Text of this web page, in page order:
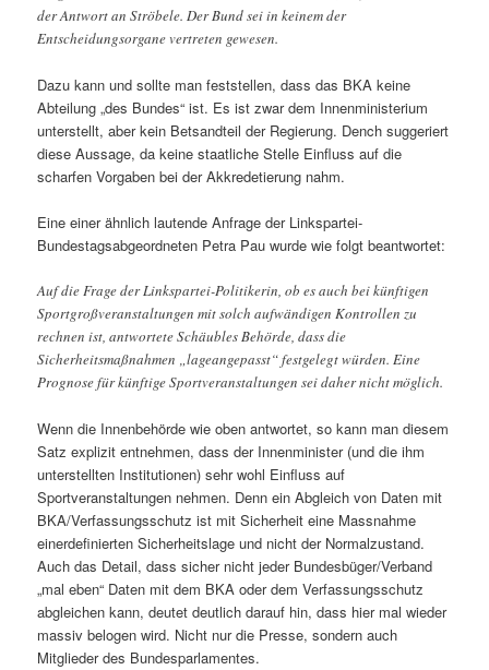
der Antwort an Ströbele. Der Bund sei in keinem der
Entscheidungsorgane vertreten gewesen.
Dazu kann und sollte man feststellen, dass das BKA keine
Abteilung „des Bundes“ ist. Es ist zwar dem Innenministerium
unterstellt, aber kein Betsandteil der Regierung. Dench suggeriert
diese Aussage, da keine staatliche Stelle Einfluss auf die
scharfen Vorgaben bei der Akkredetierung nahm.
Eine einer ähnlich lautende Anfrage der Linkspartei-
Bundestagsabgeordneten Petra Pau wurde wie folgt beantwortet:
Auf die Frage der Linkspartei-Politikerin, ob es auch bei künftigen
Sportgroßveranstaltungen mit solch aufwändigen Kontrollen zu
rechnen ist, antwortete Schäubles Behörde, dass die
Sicherheitsmaßnahmen „lageangepasst“ festgelegt würden. Eine
Prognose für künftige Sportveranstaltungen sei daher nicht möglich.
Wenn die Innenbehörde wie oben antwortet, so kann man diesem
Satz explizit entnehmen, dass der Innenminister (und die ihm
unterstellten Institutionen) sehr wohl Einfluss auf
Sportveranstaltungen nehmen. Denn ein Abgleich von Daten mit
BKA/Verfassungsschutz ist mit Sicherheit eine Massnahme
einerdefinierten Sicherheitslage und nicht der Normalzustand.
Auch das Detail, dass sicher nicht jeder Bundesbüger/Verband
„mal eben“ Daten mit dem BKA oder dem Verfassungsschutz
abgleichen kann, deutet deutlich darauf hin, dass hier mal wieder
massiv belogen wird. Nicht nur die Presse, sondern auch
Mitglieder des Bundesparlamentes.